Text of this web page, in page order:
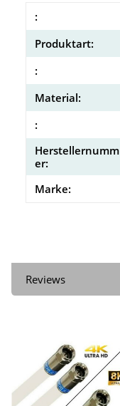
:
Produktart:
:
Material:
:
Herstellernumm
er:
Marke:
Reviews